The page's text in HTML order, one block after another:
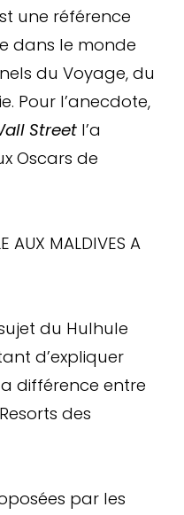
une référence
dans le monde
du Voyage, du
Pour l’anecdote,
Street l’a
Oscars de
AUX MALDIVES A
du Hulhule
d’expliquer
différence entre
des
par les